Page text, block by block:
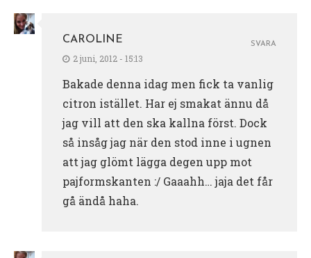
CAROLINE
2 juni, 2012 - 15:13
Bakade denna idag men fick ta vanlig
citron istället. Har ej smakat ännu då
jag vill att den ska kallna först. Dock
så insåg jag när den stod inne i ugnen
att jag glömt lägga degen upp mot
pajformskanten :/ Gaaahh… jaja det får
gå ändå haha.
SVARA